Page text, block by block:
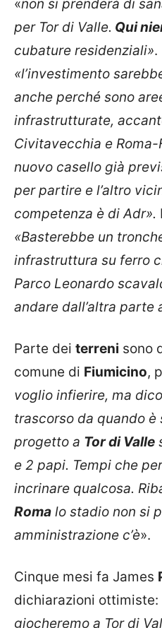
«non si prenderà di
per Tor di Valle. Qui
cubature residenziali».
«l’investimento
anche perché sono
infrastrutturate,
Civitavecchia e Roma-
nuovo casello già
per partire e l’altro
competenza è di Adr».
«Basterebbe un
infrastruttura su ferro
Parco Leonardo
andare dall’altra parte
Parte dei terreni sono
comune di Fiumicino,
voglio infierire, ma
trascorso da quando
progetto a Tor di Valle
e 2 papi. Tempi che
incrinare qualcosa.
Roma lo stadio non si
amministrazione c’è».
Cinque mesi fa James
dichiarazioni ottimiste:
giocheremo a Tor di